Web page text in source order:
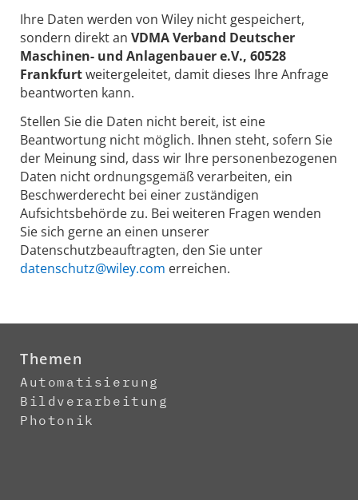
Ihre Daten werden von Wiley nicht gespeichert,
sondern direkt an VDMA Verband Deutscher
Maschinen- und Anlagenbauer e.V., 60528
Frankfurtweitergeleitet, damit dieses Ihre Anfrage
beantworten kann.
Stellen Sie die Daten nicht bereit, ist eine
Beantwortung nicht möglich. Ihnen steht, sofern Sie
der Meinung sind, dass wir Ihre personenbezogenen
Daten nicht ordnungsgemäß verarbeiten, ein
Beschwerderecht bei einer zuständigen
Aufsichtsbehörde zu. Bei weiteren Fragen wenden
Sie sich gerne an einen unserer
Datenschutzbeauftragten, den Sie unter
datenschutz@wiley.com erreichen.
Themen
Automatisierung
Bildverarbeitung
Photonik